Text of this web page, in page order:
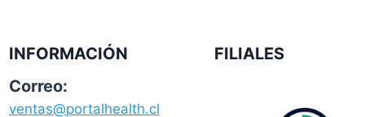
INFORMACIÓN
Correo:
ventas@portalhealth.cl
FILIALES